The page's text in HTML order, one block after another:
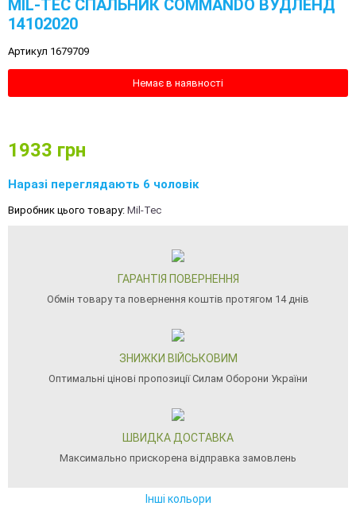
MIL-TEC СПАЛЬНИК COMMANDO ВУДЛЕНД
14102020
Артикул 1679709
Немає в наявності
1933 грн
Наразі переглядають 6 чоловік
Виробник цього товару: Mil-Tec
ГАРАНТІЯ ПОВЕРНЕННЯ
Обмін товару та повернення коштів протягом 14 днів
ЗНИЖКИ ВІЙСЬКОВИМ
Оптимальні цінові пропозиції Силам Оборони України
ШВИДКА ДОСТАВКА
Максимально прискорена відправка замовлень
Інші кольори